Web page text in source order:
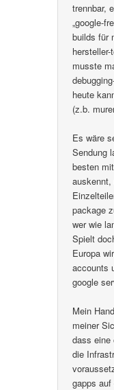
trennbar,
„google-
builds für
musste
heute
(z.b.
Es wäre
Sendung
besten
auskennt,
package
wer wie
Spielt
Europa
accounts
google
Mein
meiner
dass eine
die
gapps